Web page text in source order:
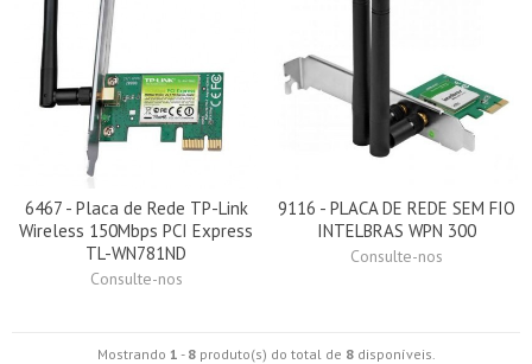
6467 - Placa de Rede TP-Link
Wireless 150Mbps PCI Express
TL-WN781ND
Consulte-nos
9116 - PLACA DE REDE SEM FIO
INTELBRAS WPN 300
Consulte-nos
Mostrando 1 - 8produto(s) do total de 8disponíveis.